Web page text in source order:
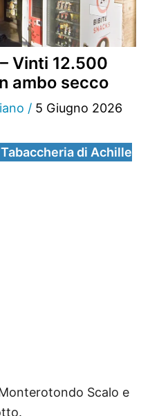
Vinti 12.500
ambo secco
/ 5 Giugno 2026
di Achille
Scalo e